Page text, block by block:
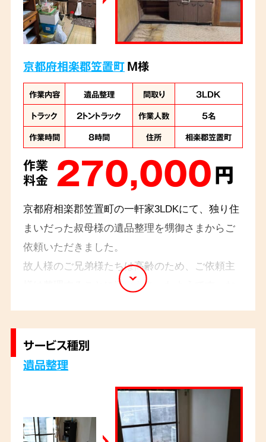
京都府相楽郡笠置町M様
作業内容 遺品整理 間取り
3LDK
トラック
2トントラック 作業人数
5名
作業時間
8時間 住所 相楽郡笠置町
作業
料金 270,000円
京都府相楽郡笠置町の一軒家3LDKにて、独り住
まいだった叔母様の遺品整理を甥御さまからご
依頼いただきました。
故人様のご兄弟様たちは高齢のため、ご依頼主
様は整理することに迷いもあったようです。お
配送し、お仏壇は合同供養にて対応させていた
だきました。
サービス種別
遺品整理